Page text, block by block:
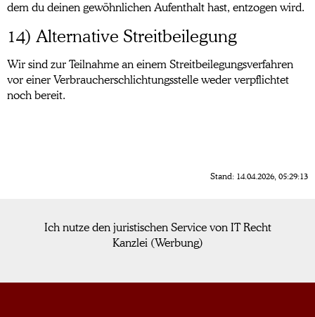
dem du deinen gewöhnlichen Aufenthalt hast, entzogen wird.
14) Alternative Streitbeilegung
Wir sind zur Teilnahme an einem Streitbeilegungsverfahren
vor einer Verbraucherschlichtungsstelle weder verpflichtet
noch bereit.
Stand: 14.04.2026, 05:29:13
Ich nutze den juristischen Service von IT Recht
Kanzlei (Werbung)